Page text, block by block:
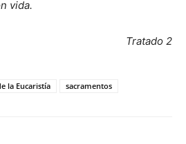
vida.
Tratado 2
la Eucaristía sacramentos